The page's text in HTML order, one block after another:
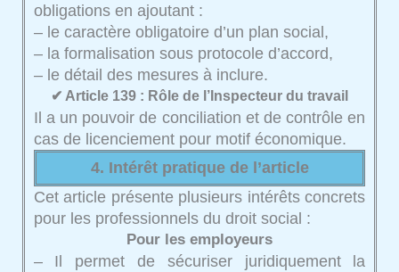
obligations en ajoutant :
– le caractère obligatoire d’un plan social,
– la formalisation sous protocole d’accord,
– le détail des mesures à inclure.
✔ Article 139 : Rôle de l’Inspecteur du travail
Il a un pouvoir de conciliation et de contrôle en
cas de licenciement pour motif économique.
4. Intérêt pratique de l’article
Cet article présente plusieurs intérêts concrets
pour les professionnels du droit social :
Pour les employeurs
– Il permet de sécuriser juridiquement la